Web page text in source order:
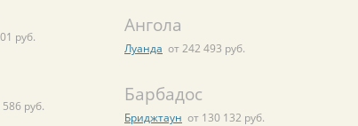
руб.
руб.
Ангола
Луанда от 242 493 руб.
Барбадос
Бриджтаун от 130 132 руб.